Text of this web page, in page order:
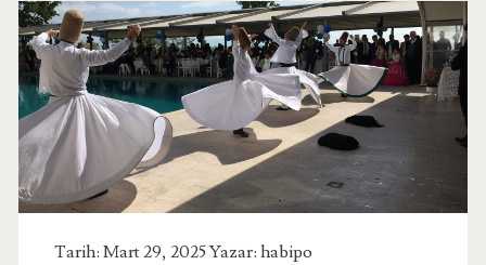
Tarih: Mart 29, 2025 Yazar: habipo